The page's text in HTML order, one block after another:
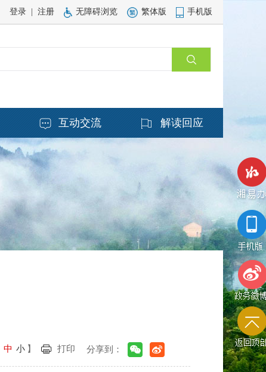
登录 注册 无障碍浏览 繁体版 手机版
互动交流 解读回应
中 小 】 打印 分享到：
湘易办
手机版
政务微
返回顶